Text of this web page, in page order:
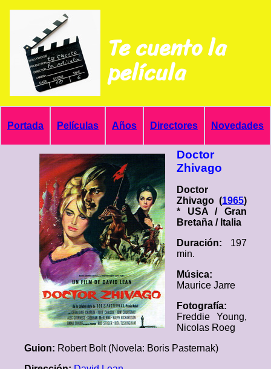
Te cuento la
película
Portada Películas Años Directores Novedades
Doctor
Zhivago
Doctor
Zhivago (1965)
* USA / Gran
Bretaña / Italia
Duración: 197
min.
Música:
Maurice Jarre
Fotografía:
Freddie Young,
Nicolas Roeg
Guion: Robert Bolt (Novela: Boris Pasternak)